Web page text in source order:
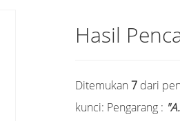
Hasil
Ditemukan 7 dari
kunci: Pengarang :